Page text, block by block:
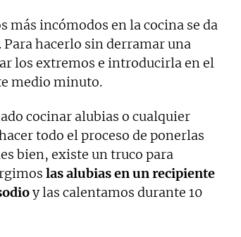
más incómodos en la cocina se da
. Para hacerlo sin derramar una
los extremos e introducirla en el
medio minuto.
cocinar alubias o cualquier
todo el proceso de ponerlas
bien, existe un truco para
las alubias en un recipiente
y las calentamos durante 10